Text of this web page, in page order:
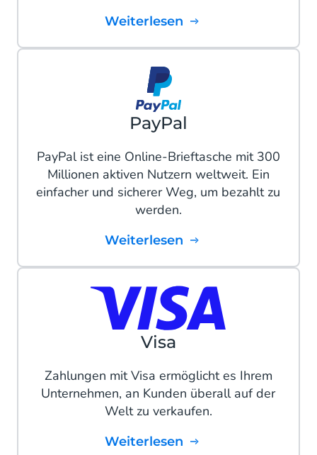
Weiterlesen
PayPal
PayPal ist eine Online-Brieftasche mit 300
Millionen aktiven Nutzern weltweit. Ein
einfacher und sicherer Weg, um bezahlt zu
werden.
Weiterlesen
Visa
Zahlungen mit Visa ermöglicht es Ihrem
Unternehmen, an Kunden überall auf der
Welt zu verkaufen.
Weiterlesen